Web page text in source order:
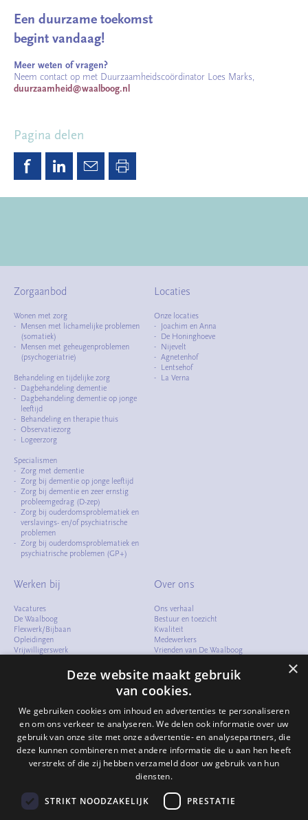
Een duurzame toekomst
begint vandaag!
Meer weten of vragen?
Neem contact op met Duurzaamheidscoördinator Loes Marks,
duurzaamheid@waalboog.nl
Pagina delen
Zorgaanbod
Wonen met zorg
Mensen met lichamelijke problemen
(somatiek)
Mensen met geheugenproblemen
(psychogeriatrie)
Behandeling en tijdelijke zorg
Dagbehandeling dementie
Dagbehandeling dementie op jonge
leeftijd
Behandeling en therapie thuis
Observatiezorg
Logeerzorg
Specialismen
Zorg met dementie
Zorg bij dementie op jonge leeftijd
Zorg bij dementie en zeer ernstig
probleemgedrag (D-zep)
Zorg bij ouderdomsproblematiek en
verslavings- en/of psychiatrische
problemen
Zorg bij ouderdomsproblematiek en
psychiatrische problemen (GP+)
Locaties
Onze locaties
Joachim en Anna
De Honinghoeve
Nijevelt
Agnetenhof
Lentsehof
La Verna
Werken bij
Vacatures
De Waalboog
Flexwerk/Bijbaan
Opleidingen
Vrijwilligerswerk
Arbeidsvoorwaarden
Over ons
Ons verhaal
Bestuur en toezicht
Kwaliteit
Medewerkers
Vrienden van De Waalboog
Folders en documenten
Samenwerken
Expertisecentrum
Verhalen
Contact
024 - 322 82 64
6503 CB Nijmegen
×
Deze website maakt gebruik
van cookies.
We gebruiken cookies om inhoud en advertenties te personaliseren
en om ons verkeer te analyseren. We delen ook informatie over uw
gebruik van onze site met onze advertentie- en analysepartners, die
deze kunnen combineren met andere informatie die u aan hen heeft
verstrekt of die zij hebben verzameld door uw gebruik van hun
diensten.
STRIKT NOODZAKELIJK PRESTATIE